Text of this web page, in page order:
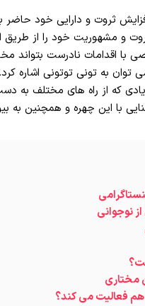
افزایش ثروت و دارایی خود
و مشهوریت خود را از طریق
با اقدامات نادرست بتواند
توان به تونی توتونی اشاره
که از راه های مختلف به
با این چهره و همچنین به
نوجوانی
مختاری
هم فعالیت می کند؟